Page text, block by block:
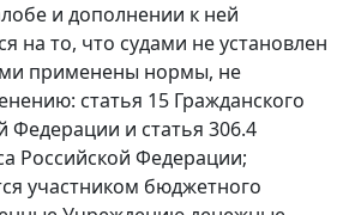
и дополнении к ней
на то, что судами не установлен
применены нормы, не
статья 15 Гражданского
Федерации и статья 306.4
Российской Федерации;
участником бюджетного